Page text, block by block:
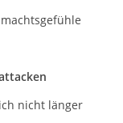
nicht länger